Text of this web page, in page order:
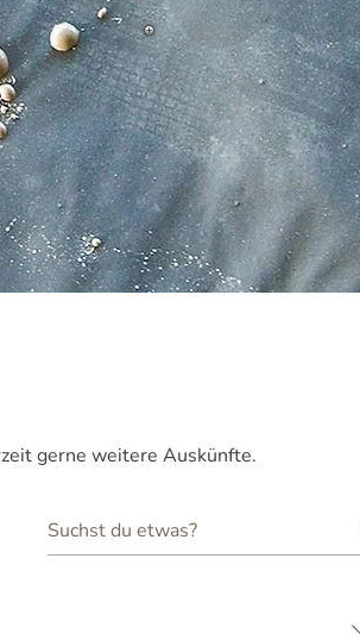
gerne weitere Auskünfte.